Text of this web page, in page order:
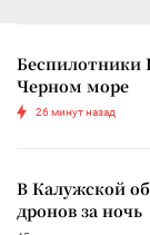
Беспилотники
Черном море
26 минут назад
В Калужской
дронов за ночь